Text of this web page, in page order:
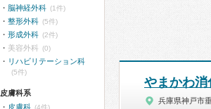
やまかわ
兵庫県神戸市
脳神経外科 (1件)
整形外科 (5件)
形成外科 (2件)
美容外科 (0)
リハビリテーション科
(5件)
皮膚科系
皮膚科 (4件)